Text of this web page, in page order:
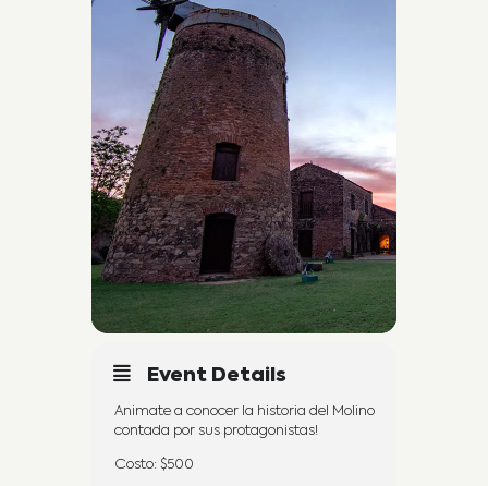
Event Details
Animate a conocer la historia del Molino
contada por sus protagonistas!
Costo: $500